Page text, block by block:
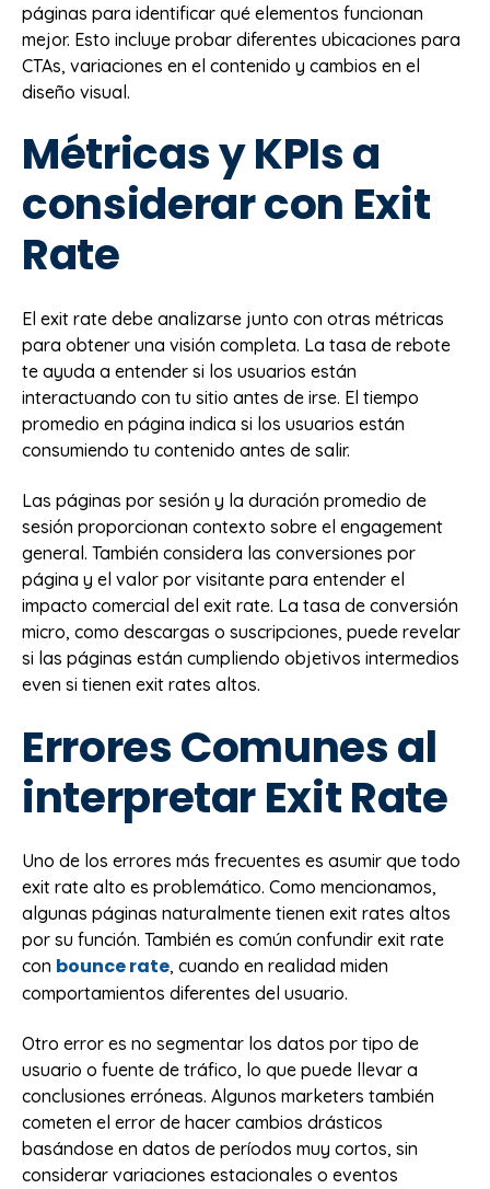
páginas para identificar qué elementos funcionan
mejor. Esto incluye probar diferentes ubicaciones para
CTAs, variaciones en el contenido y cambios en el
diseño visual.
Métricas y KPIs a
considerar con Exit
Rate
El exit rate debe analizarse junto con otras métricas
para obtener una visión completa. La tasa de rebote
te ayuda a entender si los usuarios están
interactuando con tu sitio antes de irse. El tiempo
promedio en página indica si los usuarios están
consumiendo tu contenido antes de salir.
Las páginas por sesión y la duración promedio de
sesión proporcionan contexto sobre el engagement
general. También considera las conversiones por
página y el valor por visitante para entender el
impacto comercial del exit rate. La tasa de conversión
micro, como descargas o suscripciones, puede revelar
si las páginas están cumpliendo objetivos intermedios
even si tienen exit rates altos.
Errores Comunes al
interpretar Exit Rate
Uno de los errores más frecuentes es asumir que todo
exit rate alto es problemático. Como mencionamos,
algunas páginas naturalmente tienen exit rates altos
por su función. También es común confundir exit rate
con bounce rate, cuando en realidad miden
comportamientos diferentes del usuario.
Otro error es no segmentar los datos por tipo de
usuario o fuente de tráfico, lo que puede llevar a
conclusiones erróneas. Algunos marketers también
cometen el error de hacer cambios drásticos
basándose en datos de períodos muy cortos, sin
considerar variaciones estacionales o eventos